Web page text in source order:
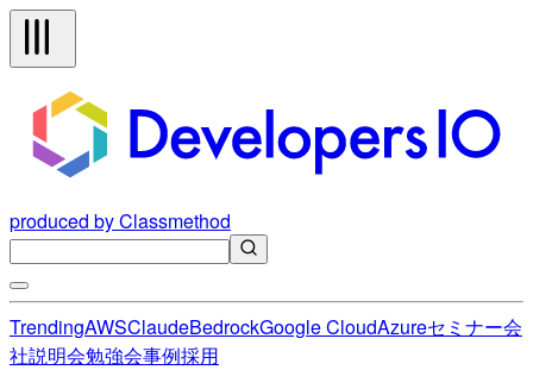
produced by Classmethod
TrendingAWSClaudeBedrockGoogle CloudAzureセミナー会
社説明会勉強会事例採用